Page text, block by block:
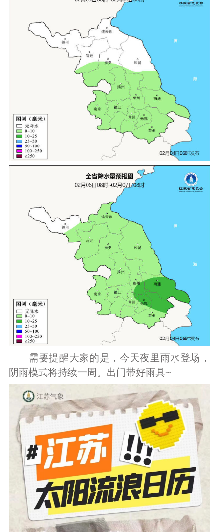
需要提醒大家的是，今天夜里雨水登场，
阴雨模式将持续一周。出门带好雨具~